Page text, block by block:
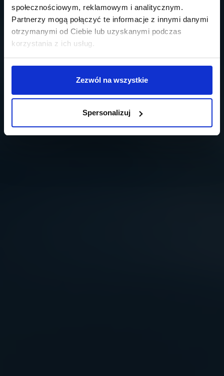
społecznościowym, reklamowym i analitycznym.
Partnerzy mogą połączyć te informacje z innymi danymi
otrzymanymi od Ciebie lub uzyskanymi podczas
korzystania z ich usług.
Zezwól na wszystkie
Spersonalizuj